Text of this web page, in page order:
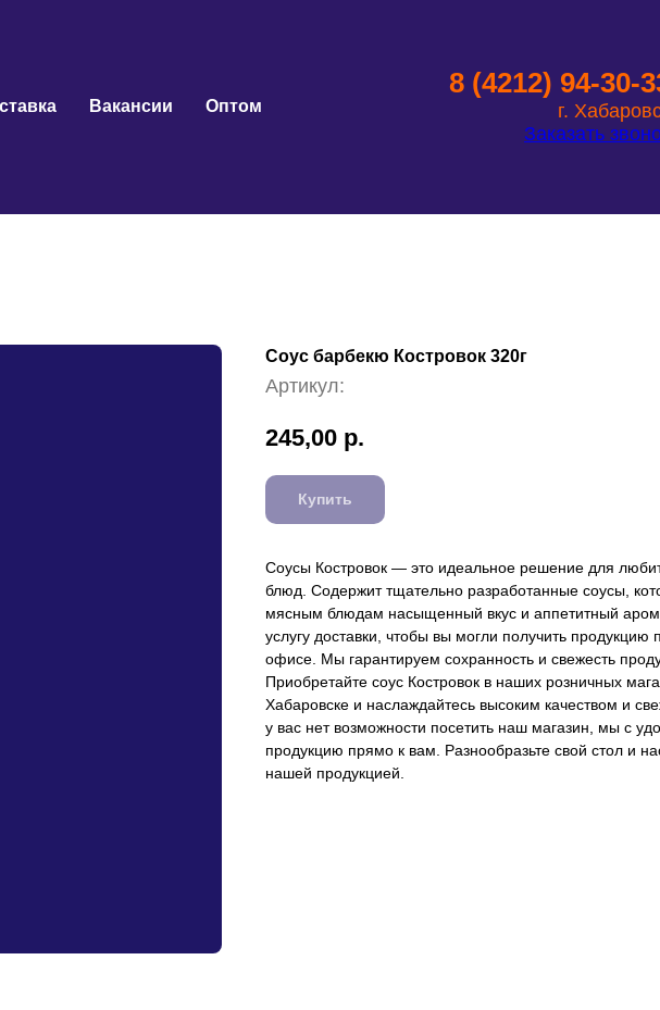
Вакансии Оптом
8 (4212) 94-30-
г.
Заказать
Соус барбекю Костровок 320г
Артикул:
245,00 р.
Купить
Соусы Костровок — это идеальное решение для
блюд. Содержит тщательно разработанные соусы,
мясным блюдам насыщенный вкус и аппетитный
услугу доставки, чтобы вы могли получить
офисе. Мы гарантируем сохранность и свежесть
Приобретайте соус Костровок в наших розничных
Хабаровске и наслаждайтесь высоким качеством и
у вас нет возможности посетить наш магазин, мы с
продукцию прямо к вам. Разнообразьте свой стол и
нашей продукцией.